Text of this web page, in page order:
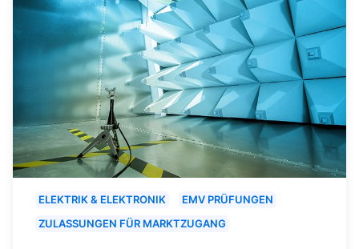
ELEKTRIK & ELEKTRONIK
EMV PRÜFUNGEN
ZULASSUNGEN FÜR MARKTZUGANG